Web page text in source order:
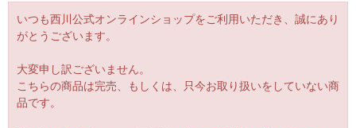
いつも西川公式オンラインショップをご利用いただき、誠にあり
がとうございます。
大変申し訳ございません。
こちらの商品は完売、もしくは、只今お取り扱いをしていない商
品です。